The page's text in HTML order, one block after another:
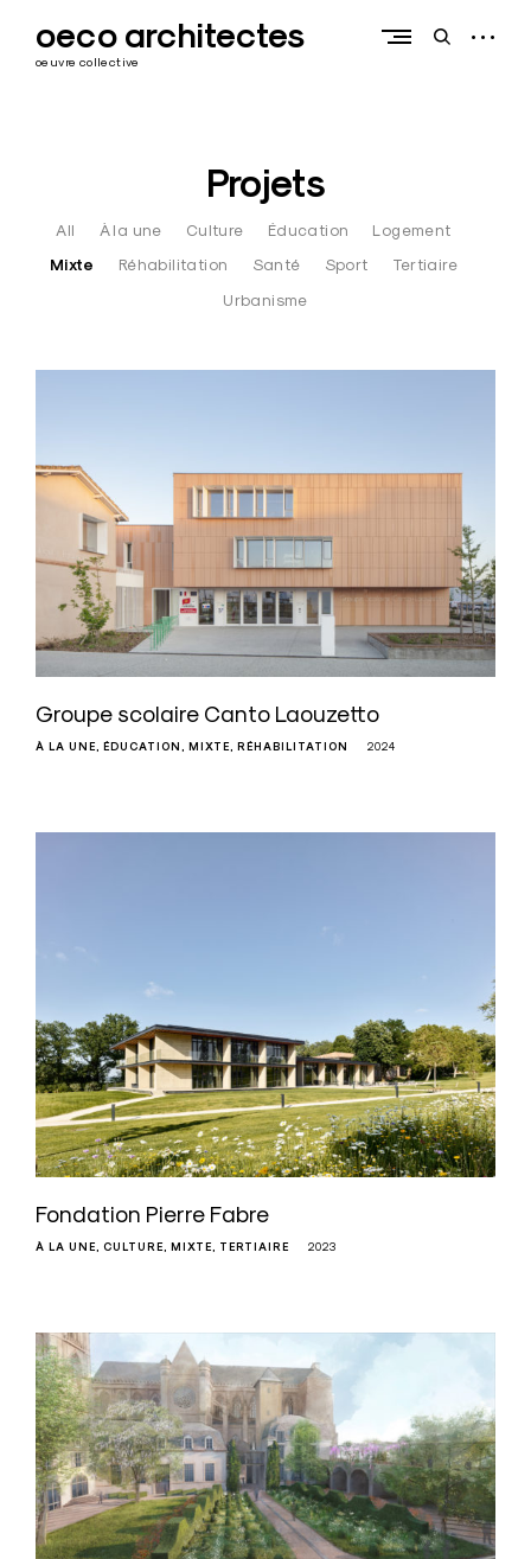
contentoeco architectes
oeuvre collective
openopen
Projets
All À la une Culture Éducation Logement
Mixte Réhabilitation Santé Sport
Tertiaire
Urbanisme
Groupe scolaire Canto Laouzetto
À LA UNE ÉDUCATION MIXTE RÉHABILITATION 2024
Fondation Pierre Fabre
À LA UNE CULTURE MIXTE TERTIAIRE 2023